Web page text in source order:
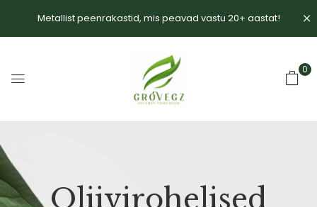
Metallist peenrakastid, mis peavad vastu 20+ aastat!
0
Oliivirohelised